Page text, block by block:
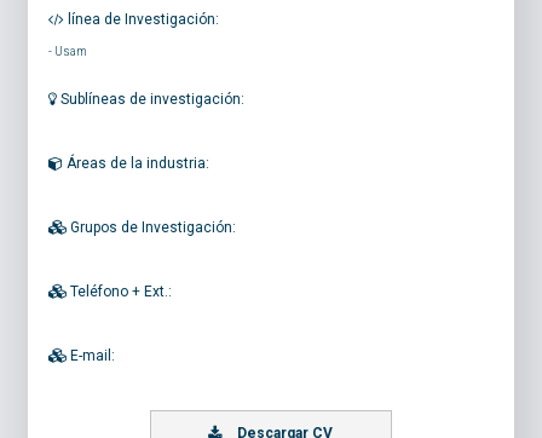
línea de Investigación:
- Usam
Sublíneas de investigación:
Áreas de la industria:
Grupos de Investigación:
Teléfono + Ext.:
E-mail:
Descargar CV